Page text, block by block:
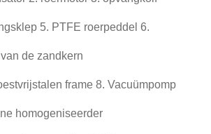
5. PTFE roerpeddel 6.
de zandkern
frame 8. Vacuümpomp
homogeniseerder